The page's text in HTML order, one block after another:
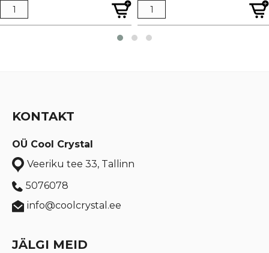
€ 0,51.
€ 0,38.
€ 0,25.
€ 0,19.
KONTAKT
OÜ Cool Crystal
Veeriku tee 33, Tallinn
5076078
info@coolcrystal.ee
JÄLGI MEID